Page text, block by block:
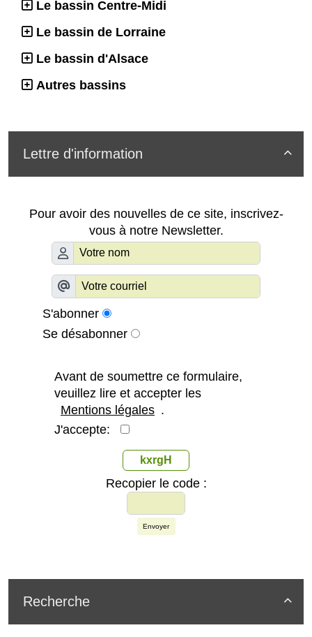
Le bassin Centre-Midi
Le bassin de Lorraine
Le bassin d'Alsace
Autres bassins

Lettre d'information
Pour avoir des nouvelles de ce site, inscrivez-
vous à notre Newsletter.
S'abonner
Se désabonner
Avant de soumettre ce formulaire,
veuillez lire et accepter les
Mentions légales .
J'accepte:
kxrgH
Recopier le code :
Envoyer

Recherche